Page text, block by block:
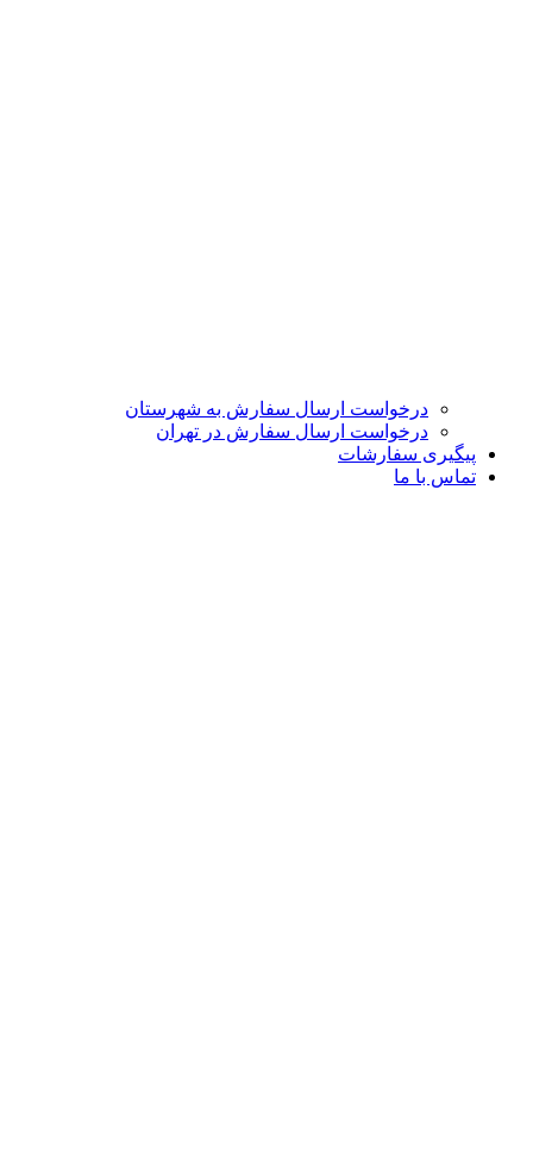
درخواست ارسال سفارش به شهرستان
درخواست ارسال سفارش در تهران
پیگیری سفارشات
تماس با ما